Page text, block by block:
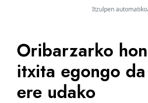
Itzulpen
Oribarzarko
itxita egongo
ere udako